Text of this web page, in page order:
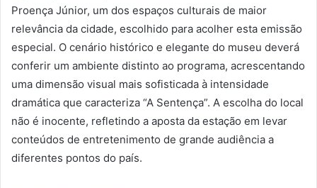
Proença Júnior, um dos espaços culturais de maior
relevância da cidade, escolhido para acolher esta emissão
especial. O cenário histórico e elegante do museu deverá
conferir um ambiente distinto ao programa, acrescentando
uma dimensão visual mais sofisticada à intensidade
dramática que caracteriza “A Sentença”. A escolha do local
não é inocente, refletindo a aposta da estação em levar
conteúdos de entretenimento de grande audiência a
diferentes pontos do país.